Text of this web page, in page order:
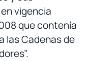
vigencia
que contenía
las Cadenas de